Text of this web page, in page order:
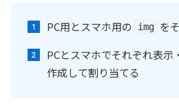
PC用とスマホ用の img を
PCとスマホでそれぞれ表示
作成して割り当てる